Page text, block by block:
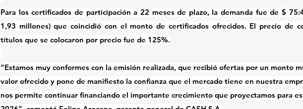
Para los certificados de participación a 22 meses de plazo, la demanda fue de $
1,93 millones) que coincidió con el monto de certificados ofrecidos. El precio de
títulos que se colocaron por precio fue de 125%.
“Estamos muy conformes con la emisión realizada, que recibió ofertas por un monto
valor ofrecido y pone de manifiesto la confianza que el mercado tiene en nuestra
nos permite continuar financiando el importante crecimiento que proyectamos para